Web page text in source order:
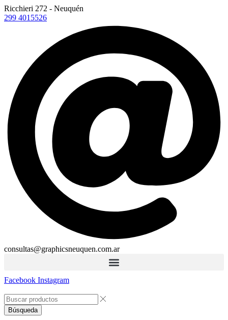
Ricchieri 272 - Neuquén
299 4015526
consultas@graphicsneuquen.com.ar
Facebook Instagram
Búsqueda